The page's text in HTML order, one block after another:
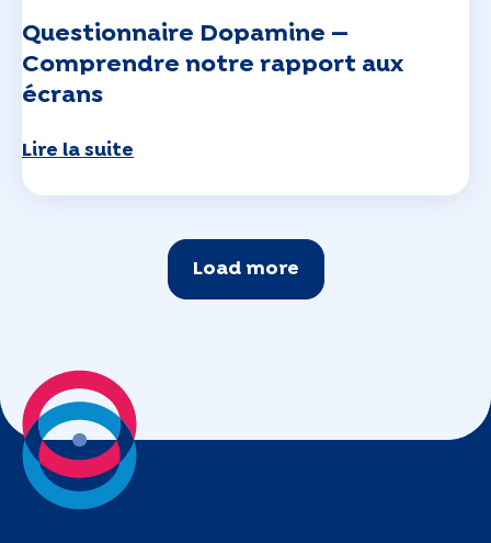
Questionnaire Dopamine —
Comprendre notre rapport aux
écrans
Lire la suite
Load more